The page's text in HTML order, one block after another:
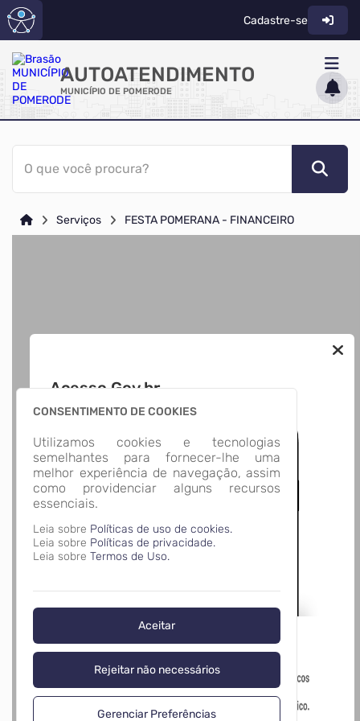
Cadastre-se
AUTOATENDIMENTO
MUNICÍPIO DE POMERODE
ACESSO RÁPIDO
Acessibilidade
Diário Oficial
O que você procura?
Serviços FESTA POMERANA - FINANCEIRO
CONSENTIMENTO DE COOKIES
Utilizamos cookies e tecnologias
semelhantes para fornecer-lhe uma
melhor experiência de navegação, assim
como providenciar alguns recursos
essenciais.
Leia sobre Políticas de uso de cookies.
Leia sobre Políticas de privacidade.
Leia sobre Termos de Uso.
Aceitar
Rejeitar não necessários
Gerenciar Preferências
Acesso Gov.br